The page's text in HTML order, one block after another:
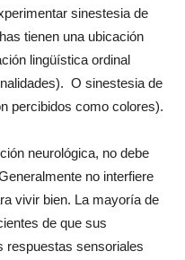
sinestesia de
tienen una ubicación
lingüística ordinal
O sinestesia de
percibidos como colores).
neurológica, no debe
no interfiere
vivir bien. La mayoría de
de que sus
respuestas sensoriales